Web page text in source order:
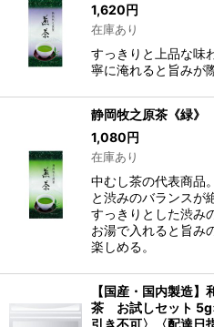
1,620円
在庫あり
すっきりと上品な味
寧に淹れると旨みが
静岡牧之原茶《緑
1,080円
在庫あり
中むし茶の代表商品
と渋みのバランスが
すっきりとした渋み
お湯で入れると旨み
楽しめる。
【国産・国内製造
茶 お試しセット
引き不可〉〈配達日